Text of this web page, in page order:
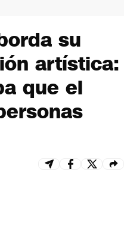
su
artística:
que el